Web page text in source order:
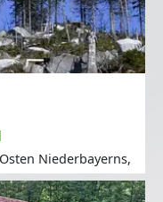
Niederbayerns,